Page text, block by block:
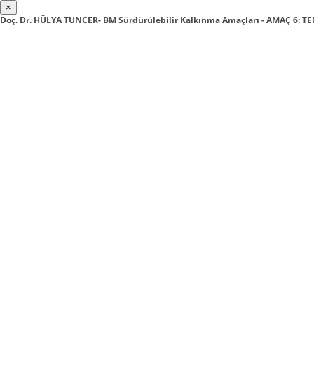
×
Doç. Dr. HÜLYA TUNCER- BM Sürdürülebilir Kalkınma Amaçları - AMAÇ 6: